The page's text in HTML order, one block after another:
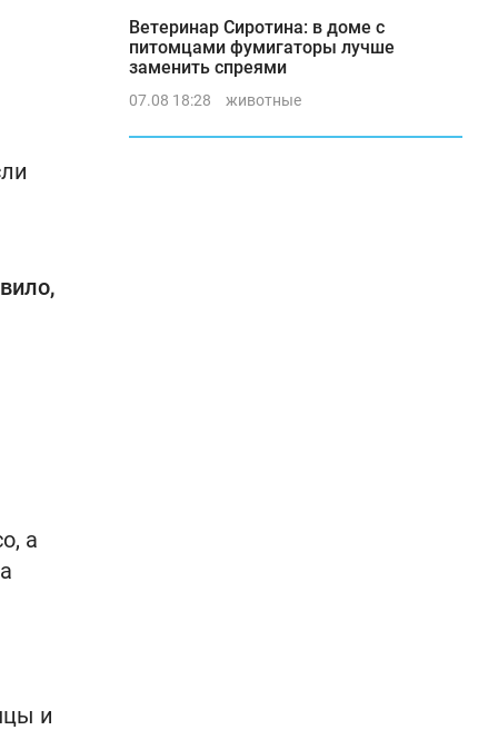
а
и
Ветеринар Сиротина: в доме с
питомцами фумигаторы лучше
заменить спреями
07.08 18:28 животные